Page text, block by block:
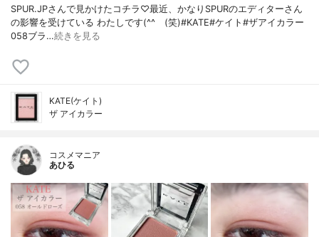
SPUR.JPさんで見かけたコチラ♡最近、かなりSPURのエディターさん
の影響を受けている わたしです(^^ゞ(笑)#KATE#ケイト#ザアイカラー
058ブラ…続きを見る
KATE(ケイト)
ザ アイカラー
コスメマニア
あひる